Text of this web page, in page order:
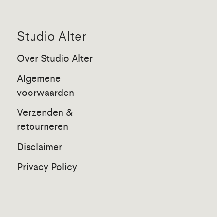
Studio Alter
Over Studio Alter
Algemene
voorwaarden
Verzenden &
retourneren
Disclaimer
Privacy Policy